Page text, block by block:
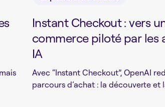
Instant Checkout : vers
commerce piloté par les
IA
Avec “Instant Checkout”, OpenAI
parcours d’achat : la découverte et